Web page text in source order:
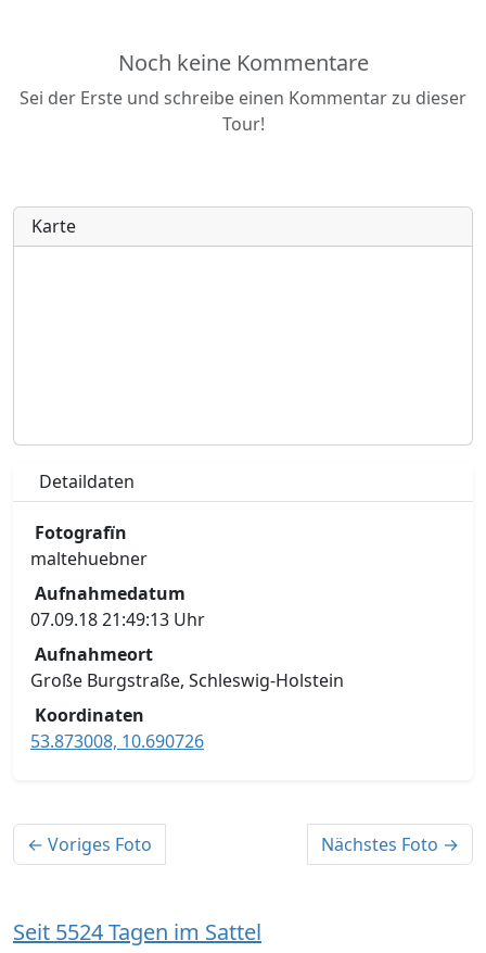
Noch keine Kommentare
Sei der Erste und schreibe einen Kommentar zu dieser
Tour!
Karte
Detaildaten
Fotografïn
maltehuebner
Aufnahmedatum
07.09.18 21:49:13 Uhr
Aufnahmeort
Große Burgstraße, Schleswig-Holstein
Koordinaten
53.873008, 10.690726
← Voriges Foto Nächstes Foto →
Seit 5524 Tagen im Sattel